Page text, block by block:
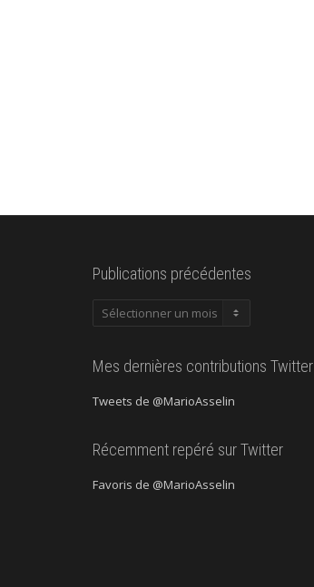
Publications précédentes
Publications
Mes dernières contributions Twitter
Tweets de @MarioAsselin
Récemment repéré sur Twitter
Favoris de @MarioAsselin